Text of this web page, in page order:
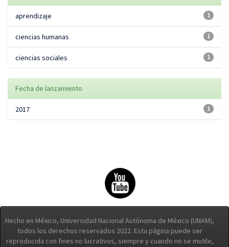
1
aprendizaje
1
ciencias humanas
1
ciencias sociales
Fecha de lanzamiento
1
2017
Hecho en México, Universidad Nacional Autónoma de México (UNAM),
todos los derechos reservados 2022. Esta página puede ser
reproducida con fines no lucrativos, siempre y cuando no se mutile,